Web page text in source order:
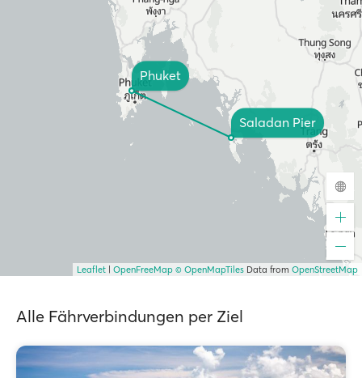
Phuket
Saladan Pier
Leaflet OpenFreeMap © OpenMapTiles Data from OpenStreetMap
Alle Fährverbindungen per Ziel